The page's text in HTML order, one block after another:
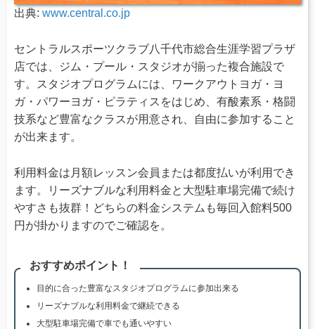
出典: www.central.co.jp
セントラルスポーツクラブ八千代市総合生涯学習プラザ
店では、ジム・プール・スタジオが揃った複合施設で
す。スタジオプログラムには、ワークアウトヨガ・ヨ
ガ・パワーヨガ・ピラティスをはじめ、有酸素系・格闘
技系など豊富なクラスが用意され、自由に参加すること
が出来ます。
利用料金は月額レッスン会員または都度払いが利用でき
ます。リーズナブルな利用料金と大型駐車場完備で続け
やすさも抜群！どちらの料金システムも毎回入館料500
円が掛かりますのでご確認を。
おすすめポイント！
目的に合った豊富なスタジオプログラムに参加出来る
リーズナブルな利用料金で継続できる
大型駐車場完備で車でも通いやすい